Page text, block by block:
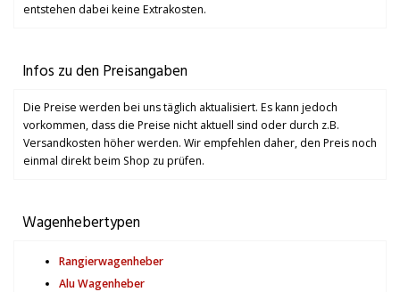
entstehen dabei keine Extrakosten.
Infos zu den Preisangaben
Die Preise werden bei uns täglich aktualisiert. Es kann jedoch
vorkommen, dass die Preise nicht aktuell sind oder durch z.B.
Versandkosten höher werden. Wir empfehlen daher, den Preis noch
einmal direkt beim Shop zu prüfen.
Wagenhebertypen
Rangierwagenheber
Alu Wagenheber